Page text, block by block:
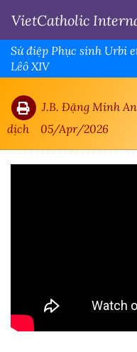
VietCatholic
Sứ điệp Phục sinh Urbi
Lêô XIV
J.B. Đặng Minh An
dịch
05/Apr/2026